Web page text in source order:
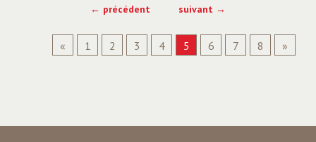
← précédent suivant →
« 1 2 3 4 5 6 7 8 »